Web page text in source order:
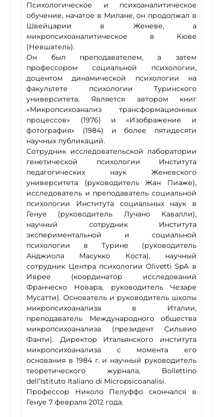
Психологическое и психоаналитическое
обучение, начатое в Милане, он продолжал в
Швейцарии в Женеве, а
микропсихоаналитическое в Кюве
(Невшатель).
Он был преподавателем, а затем
профессором социальной психологии,
доцентом динамической психологии на
факультете психологии Туринского
университета. Является автором книг
«Микропсихоанализ трансформационных
процессов» (1976) и «Изображение и
фотография» (1984) и более пятидесяти
научных публикаций.
Сотрудник исследовательской лаборатории
генетической психологии Института
педагогических наук Женевского
университета (руководитель Жан Пиаже),
исследователь и преподаватель социальной
психологии Института социальных наук в
Генуе (руководитель Лучано Кавалли),
научный сотрудник Института
экспериментальной и социальной
психологии в Турине (руководитель
Анджиола Масукко Коста), научный
сотрудник Центра психологии Olivetti SpA в
Иврее (координатор исследований
Франческо Новара, руководитель Чезаре
Мусатти). Основатель и руководитель школы
микропсихоанализа в Италии,
преподаватель Международного общества
микропсихоанализа (президент Сильвио
Фанти). Директор Итальянского института
микропсихоанализа с момента его
основания в 1984 г. и научный руководитель
теоретического журнала, Bollettino
dell’Istituto Italiano di Micropsicoanalisi.
Профессор Николо Пелуффо скончался в
Генуе 7 февраля 2012 года.